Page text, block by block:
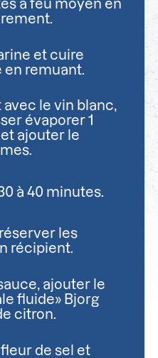
à feu moyen en
et cuire
en remuant.
le vin blanc,
évaporer 1
ajouter le
à 40 minutes.
les
récipient.
ajouter le
fluide» Bjorg
citron.
de sel et